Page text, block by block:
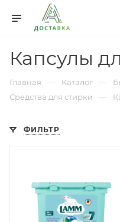
Капсулы
Главная — Каталог —
Средства для стирки —
ФИЛЬТР